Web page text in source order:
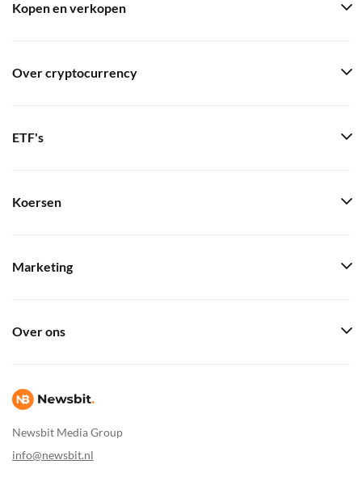
Newsbit Media Group
info@newsbit.nl
Kopen en verkopen
Over cryptocurrency
ETF's
Koersen
Marketing
Over ons